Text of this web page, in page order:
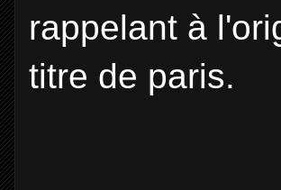
rappelant à
titre de paris.